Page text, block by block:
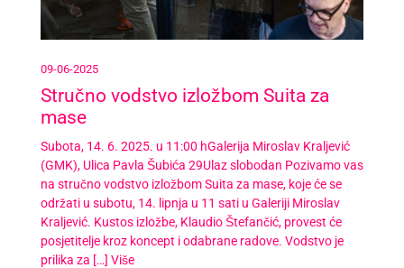
09-06-2025
Stručno vodstvo izložbom Suita za
mase
Subota, 14. 6. 2025. u 11:00 hGalerija Miroslav Kraljević
(GMK), Ulica Pavla Šubića 29Ulaz slobodan Pozivamo vas
na stručno vodstvo izložbom Suita za mase, koje će se
održati u subotu, 14. lipnja u 11 sati u Galeriji Miroslav
Kraljević. Kustos izložbe, Klaudio Štefančić, provest će
posjetitelje kroz koncept i odabrane radove. Vodstvo je
prilika za […] Više